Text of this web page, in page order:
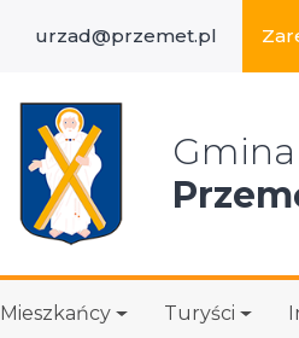
urzad@przemet.pl
Gmina
Mieszkańcy Turyści
Wyszukaj